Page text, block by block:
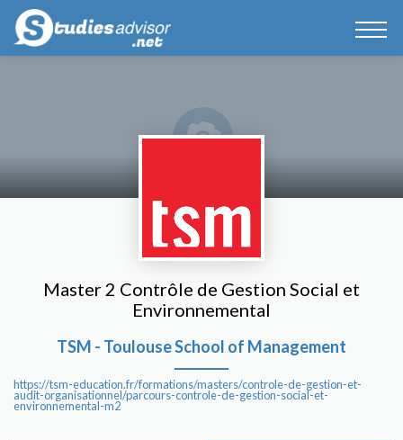
Master 2 Contrôle de Gestion Social et
Environnemental
TSM - Toulouse School of Management
https://tsm-education.fr/formations/masters/controle-de-gestion-et-
audit-organisationnel/parcours-controle-de-gestion-social-et-
environnemental-m2